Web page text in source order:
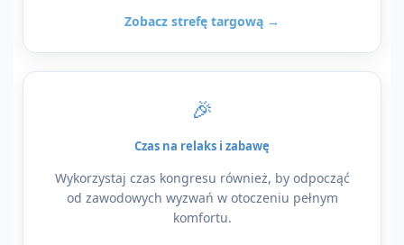
Zobacz strefę targową →
🎉
Czas na relaks i zabawę
Wykorzystaj czas kongresu również, by odpocząć
od zawodowych wyzwań w otoczeniu pełnym
komfortu.